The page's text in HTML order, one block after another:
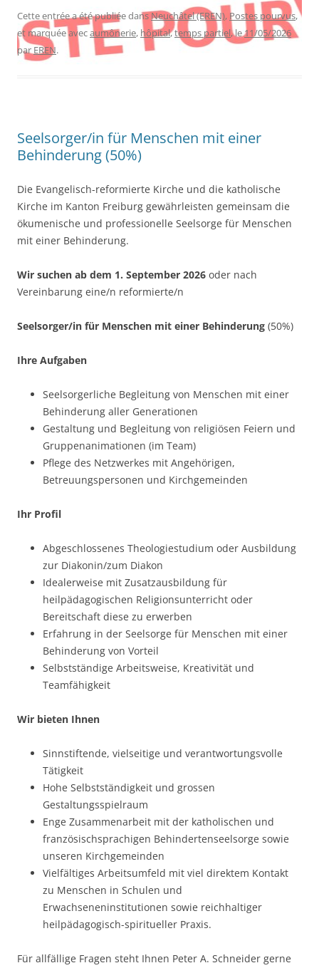
Cette entrée a été publiée dansNeuchâtel (EREN), Postes pourvus,
et marquée avecaumônerie, hôpital,temps partiel, le11/05/2026
parEREN.
Seelsorger/in für Menschen mit einer
Behinderung (50%)
Die Evangelisch-reformierte Kirche und die katholische
Kirche im Kanton Freiburg gewährleisten gemeinsam die
ökumenische und professionelle Seelsorge für Menschen
mit einer Behinderung.
Wir suchen ab dem 1. September 2026 oder nach
Vereinbarung eine/n reformierte/n
Seelsorger/in für Menschen mit einer Behinderung (50%)
Ihre Aufgaben
Seelsorgerliche Begleitung von Menschen mit einer
Behinderung aller Generationen
Gestaltung und Begleitung von religiösen Feiern und
Gruppenanimationen (im Team)
Pflege des Netzwerkes mit Angehörigen,
Betreuungspersonen und Kirchgemeinden
Ihr Profil
Abgeschlossenes Theologiestudium oder Ausbildung
zur Diakonin/zum Diakon
Idealerweise mit Zusatzausbildung für
heilpädagogischen Religionsunterricht oder
Bereitschaft diese zu erwerben
Erfahrung in der Seelsorge für Menschen mit einer
Behinderung von Vorteil
Selbstständige Arbeitsweise, Kreativität und
Teamfähigkeit
Wir bieten Ihnen
Sinnstiftende, vielseitige und verantwortungsvolle
Tätigkeit
Hohe Selbstständigkeit und grossen
Gestaltungsspielraum
Enge Zusammenarbeit mit der katholischen und
französischsprachigen Behindertenseelsorge sowie
unseren Kirchgemeinden
Vielfältiges Arbeitsumfeld mit viel direktem Kontakt
zu Menschen in Schulen und
Erwachseneninstitutionen sowie reichhaltiger
heilpädagogisch-spiritueller Praxis.
Für allfällige Fragen steht Ihnen Peter A. Schneider gerne